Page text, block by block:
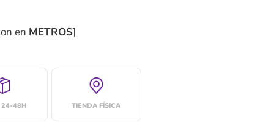
en METROS]
24-48H TIENDA FÍSICA